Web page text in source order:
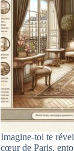
Imagine-toi te
cœur de Paris,